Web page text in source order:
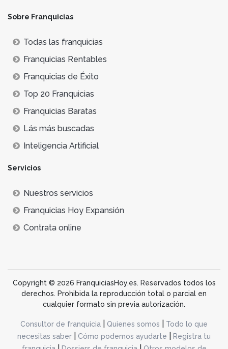
Sobre Franquicias
Todas las franquicias
Franquicias Rentables
Franquicias de Éxito
Top 20 Franquicias
Franquicias Baratas
Lás más buscadas
Inteligencia Artificial
Servicios
Nuestros servicios
Franquicias Hoy Expansión
Contrata online
Copyright © 2026 FranquiciasHoy.es. Reservados todos los
derechos. Prohibida la reproducción total o parcial en
cualquier formato sin previa autorización.
Consultor de franquicia Quienes somos
Todo lo que
necesitas saber
Cómo podemos ayudarte
Registra tu